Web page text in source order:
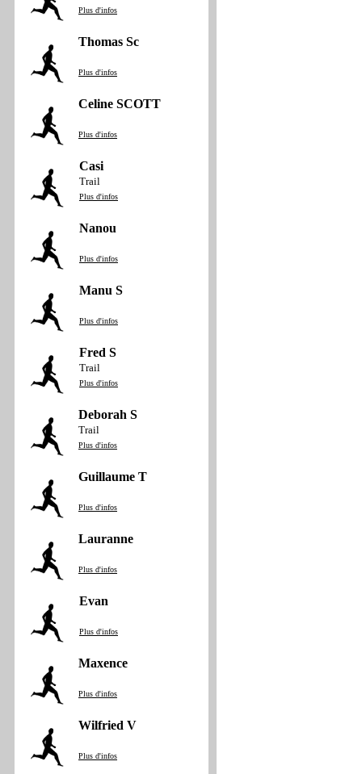
Plus d'infos
Thomas Sc
Plus d'infos
Celine SCOTT
Plus d'infos
Casi
Trail
Plus d'infos
Nanou
Plus d'infos
Manu S
Plus d'infos
Fred S
Trail
Plus d'infos
Deborah S
Trail
Plus d'infos
Guillaume T
Plus d'infos
Lauranne
Plus d'infos
Evan
Plus d'infos
Maxence
Plus d'infos
Wilfried V
Plus d'infos